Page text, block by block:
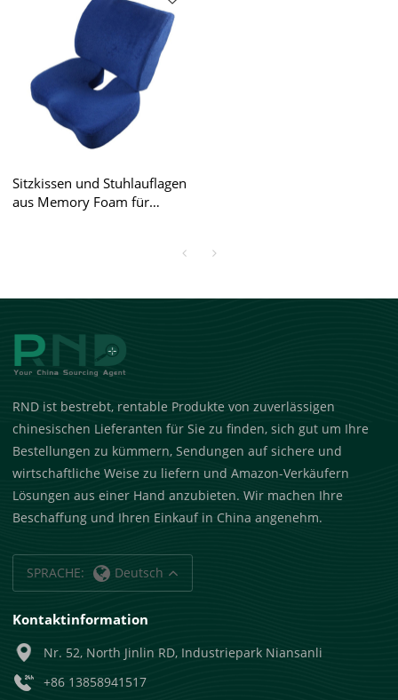
Sitzkissen und Stuhlauflagen
aus Memory Foam für
RND ist bestrebt, rentable Produkte von zuverlässigen
chinesischen Lieferanten für Sie zu finden, sich gut um Ihre
Bestellungen zu kümmern, Sendungen auf sichere und
wirtschaftliche Weise zu liefern und Amazon-Verkäufern
Lösungen aus einer Hand anzubieten. Wir machen Ihre
Beschaffung und Ihren Einkauf in China angenehm.
SPRACHE: Deutsch
Kontaktinformation
Nr. 52, North Jinlin RD, Industriepark Niansanli
+86 13858941517